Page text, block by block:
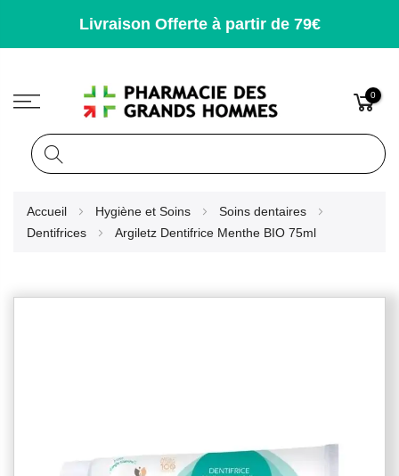
Livraison Offerte à partir de 79€
0
Accueil Hygiène et Soins
Soins dentaires
Dentifrices
Argiletz Dentifrice Menthe BIO 75ml